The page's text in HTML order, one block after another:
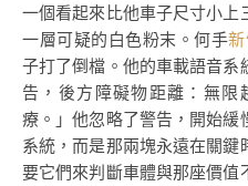
一個看起來比他車子尺寸小
一層可疑的白色粉末。何手
子打了倒檔。他的車載語音
告，後方障礙物距離：無限
療。」他忽略了警告，開始
系統，而是那兩塊永遠在關
要它們來判斷車體與那座價